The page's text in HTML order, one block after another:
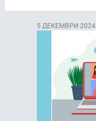
5 ДЕКЕМВРИ 2024